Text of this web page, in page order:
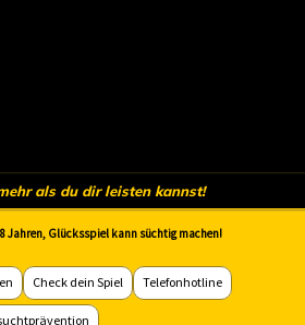
als du dir leisten kannst!
Jahren, Glücksspiel kann süchtig machen!
Check dein Spiel Telefonhotline